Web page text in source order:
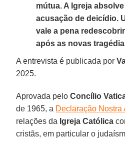
mútua. A Igreja
acusação de deicídio.
vale a pena
após as novas
A entrevista é publicada por
2025.
Aprovada peloConcílio
de 1965, a Declaração Nostra
relações da Igreja Católica
cristãs, em particular o